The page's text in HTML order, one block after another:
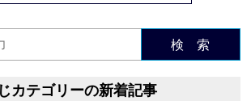
検 索
カテゴリーの新着記事